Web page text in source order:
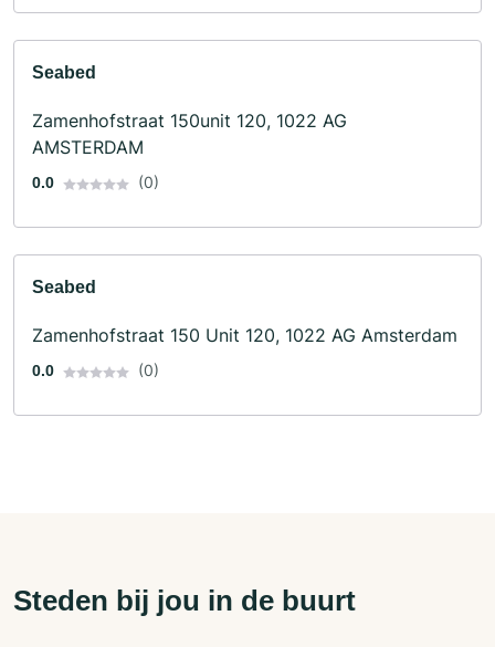
Seabed
Zamenhofstraat 150unit 120, 1022 AG
AMSTERDAM
0.0 (0)
Seabed
Zamenhofstraat 150 Unit 120, 1022 AG Amsterdam
0.0 (0)
Steden bij jou in de buurt